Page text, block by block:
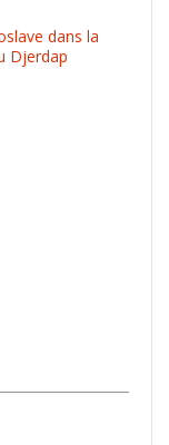
dans la
Djerdap